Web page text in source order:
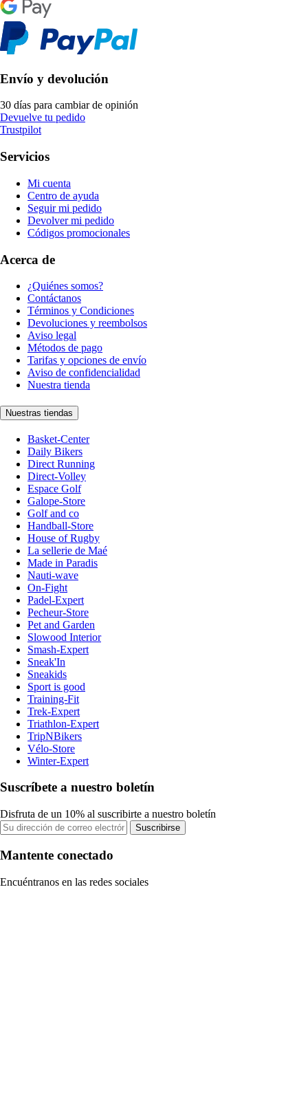
Envío y devolución
30 días para cambiar de opinión
Devuelve tu pedido
Trustpilot
Servicios
Mi cuenta
Centro de ayuda
Seguir mi pedido
Devolver mi pedido
Códigos promocionales
Acerca de
¿Quiénes somos?
Contáctanos
Términos y Condiciones
Devoluciones y reembolsos
Aviso legal
Métodos de pago
Tarifas y opciones de envío
Aviso de confidencialidad
Nuestra tienda
Nuestras tiendas
Basket-Center
Daily Bikers
Direct Running
Direct-Volley
Espace Golf
Galope-Store
Golf and co
Handball-Store
House of Rugby
La sellerie de Maé
Made in Paradis
Nauti-wave
On-Fight
Padel-Expert
Pecheur-Store
Pet and Garden
Slowood Interior
Smash-Expert
Sneak'In
Sneakids
Sport is good
Training-Fit
Trek-Expert
Triathlon-Expert
TripNBikers
Vélo-Store
Winter-Expert
Suscríbete a nuestro boletín
Disfruta de un 10% al suscribirte a nuestro boletín
Suscribirse
Mantente conectado
Encuéntranos en las redes sociales